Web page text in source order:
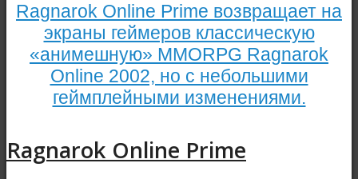
Ragnarok Online Prime возвращает на
экраны геймеров классическую
«анимешную» MMORPG Ragnarok
Online 2002, но с небольшими
геймплейными изменениями.
Ragnarok Online Prime